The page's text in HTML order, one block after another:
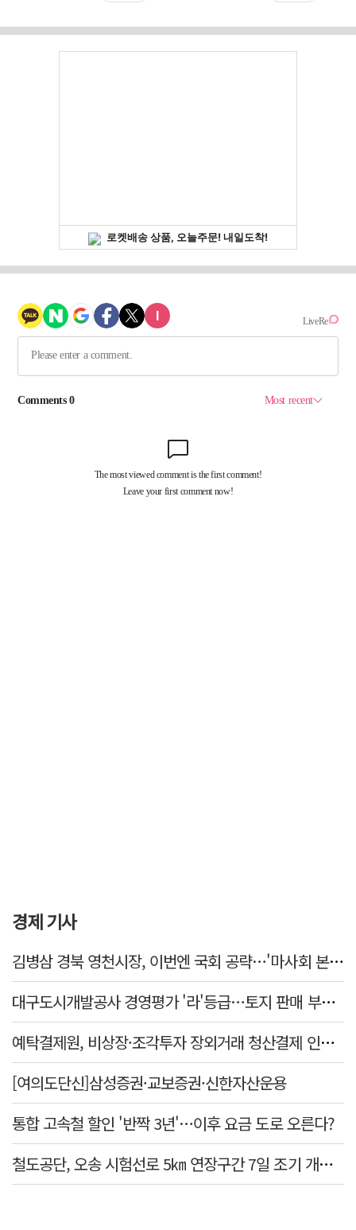
경제 기사
김병삼 경북 영천시장, 이번엔 국회 공략…'마사회 본사 이전·광역교통망 확충' 요청
대구도시개발공사 경영평가 '라'등급…토지 판매 부진에 1년 만에 두 단계 '뚝'
예탁결제원, 비상장·조각투자 장외거래 청산결제 인프라 구축 착수…연내 가동
[여의도단신]삼성증권·교보증권·신한자산운용
통합 고속철 할인 '반짝 3년'…이후 요금 도로 오른다?
철도공단, 오송 시험선로 5㎞ 연장구간 7일 조기 개통…LA 메트로 사업 지원